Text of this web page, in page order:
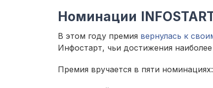
Номинации
В этом году премия вернулась к
Инфостарт, чьи достижения
Премия вручается в пяти номинациях: